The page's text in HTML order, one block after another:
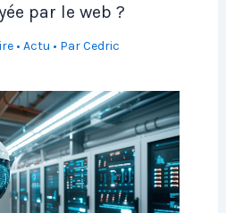
par le web ?
• Actu • ParCedric